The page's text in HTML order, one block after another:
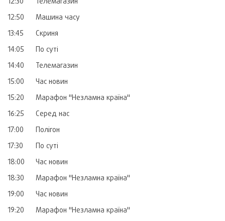
12:50
Машина часу
13:45
Скриня
14:05
По суті
14:40
Телемагазин
15:00
Час новин
15:20
Марафон "Незламна країна"
16:25
Серед нас
17:00
Полігон
17:30
По суті
18:00
Час новин
18:30
Марафон "Незламна країна"
19:00
Час новин
19:20
Марафон "Незламна країна"